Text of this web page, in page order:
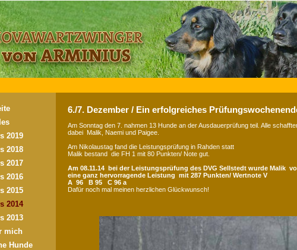
2019
2018
2017
2016
2015
2014
2013
mich
Hunde
6./7. Dezember / Ein erfolgreiches
Am Sonntag den 7. nahmen 13 Hunde an der Ausdauerprüfung teil. Alle
dabei Malik, Naemi und Paigee.
Am Nikolaustag fand die Leistungsprüfung in Rahden statt
Malik bestand die FH 1 mit 80 Punkten/ Note gut.
Am 08.11.14 bei der Leistungsprüfung des DVG Sellstedt wurde Malik
eine ganz hervorragende Leistung mit 287 Punkten/ Wertnote V
A 96 B 95 C 96 a
Dafür noch mal meinen herzlichen Glückwunsch!